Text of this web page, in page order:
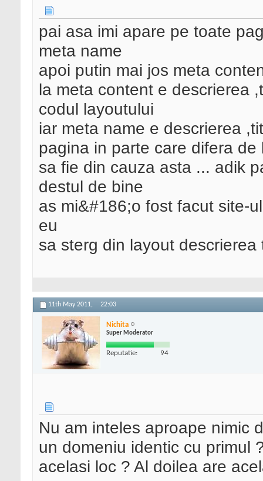
pai asa imi apare pe toate
meta name
apoi putin mai jos meta
la meta content e descrierea
codul layoutului
iar meta name e descrierea
pagina in parte care difera
sa fie din cauza asta ... adik
destul de bine
as mi&#186;o fost facut site-
eu
sa sterg din layout
11th May 2011, 22:03
Nichita
Super Moderator
Reputatie: 94
Nu am inteles aproape nimic
un domeniu identic cu primul
acelasi loc ? Al doilea are